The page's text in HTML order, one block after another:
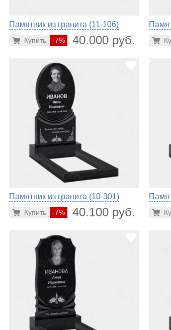
Памятник из гранита (11-106)
-7% 40.000 руб.
Купить
Памятник из гранита (10-301)
-7% 40.100 руб.
Купить